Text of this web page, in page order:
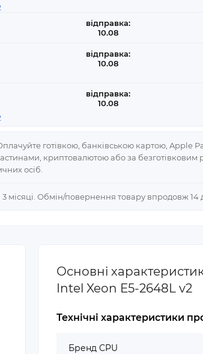
готівкою, банківською картою, Apple
криптовалютою або за безготівковим
осіб.
відправка:
10.08
відправка:
10.08
відправка:
10.08
3 місяці. Обмін/повернення товару впродовж 14
Основні
Intel Xeon E5-2648L v2
Технічні характеристики
Бренд CPU